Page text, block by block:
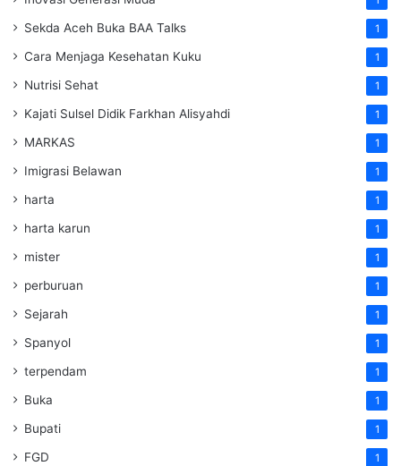
Sekda Aceh Buka BAA Talks 1
Cara Menjaga Kesehatan Kuku 1
Nutrisi Sehat 1
Kajati Sulsel Didik Farkhan Alisyahdi 1
MARKAS 1
Imigrasi Belawan 1
harta 1
harta karun 1
mister 1
perburuan 1
Sejarah 1
Spanyol 1
terpendam 1
Buka 1
Bupati 1
FGD 1